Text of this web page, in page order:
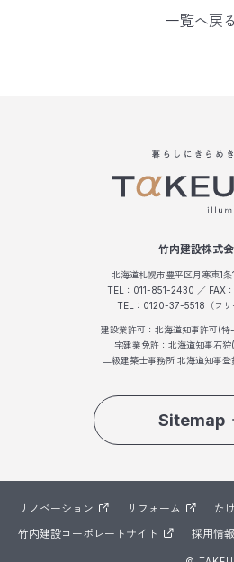
一覧へ戻る
竹内建設株式
北海道札幌市豊平区月寒東1
TEL：011-851-2430 ／ FAX
TEL：0120-37-5518（フリ
建設業許可：北海道知事許可(
宅建業免許：北海道知事石
二級建築士事務所 北海道知事
Sitemap
リノベーション リフォーム
た
竹内建設コーポレートサイト
採用情報